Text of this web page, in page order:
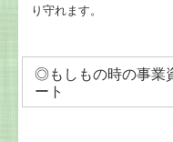
り守れます。
◎もしもの時の事業
ート